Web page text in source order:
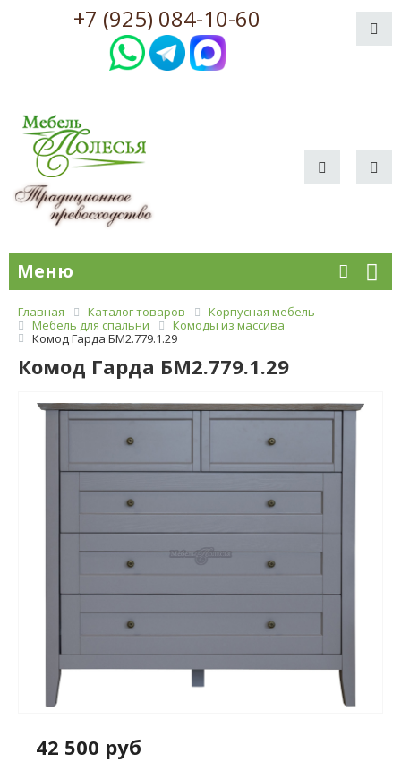
+7 (925) 084-10-60
Меню
Главная Каталог товаров
Корпусная мебель
Мебель для спальни
Комоды из массива
Комод Гарда БМ2.779.1.29
Комод Гарда БМ2.779.1.29
42 500 руб